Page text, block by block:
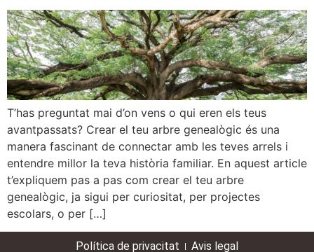
T’has preguntat mai d’on vens o qui eren els teus
avantpassats? Crear el teu arbre genealògic és una
manera fascinant de connectar amb les teves arrels i
entendre millor la teva història familiar. En aquest article
t’expliquem pas a pas com crear el teu arbre
genealògic, ja sigui per curiositat, per projectes
escolars, o per […]
Política de privacitat Avis legal